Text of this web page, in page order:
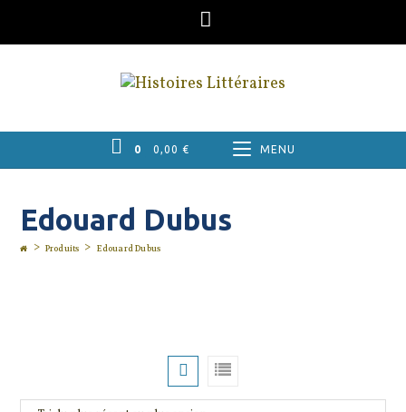
content
0 0,00 € MENU
Edouard Dubus
> Produits > Edouard Dubus